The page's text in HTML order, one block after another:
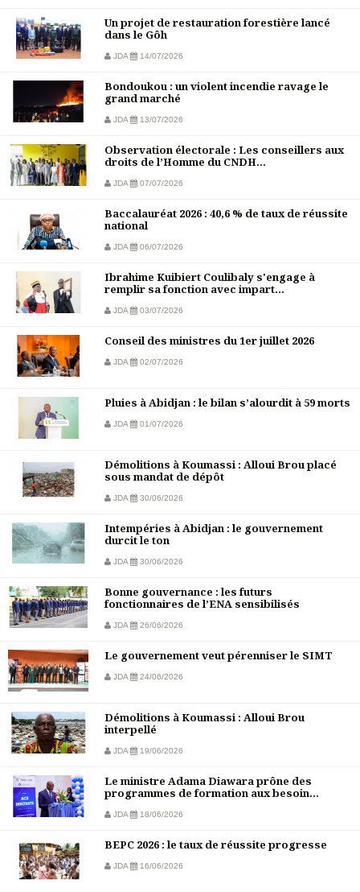
Un projet de restauration forestière lancé
dans le Gôh
JDA 14/07/2026
Bondoukou : un violent incendie ravage le
grand marché
JDA 13/07/2026
Observation électorale : Les conseillers aux
droits de l’Homme du CNDH...
JDA 07/07/2026
Baccalauréat 2026 : 40,6 % de taux de réussite
national
JDA 06/07/2026
Ibrahime Kuibiert Coulibaly s'engage à
remplir sa fonction avec impart...
JDA 03/07/2026
Conseil des ministres du 1er juillet 2026
JDA 02/07/2026
Pluies à Abidjan : le bilan s’alourdit à 59 morts
JDA 01/07/2026
Démolitions à Koumassi : Alloui Brou placé
sous mandat de dépôt
JDA 30/06/2026
Intempéries à Abidjan : le gouvernement
durcit le ton
JDA 30/06/2026
Bonne gouvernance : les futurs
fonctionnaires de l’ENA sensibilisés
JDA 26/06/2026
Le gouvernement veut pérenniser le SIMT
JDA 24/06/2026
Démolitions à Koumassi : Alloui Brou
interpellé
JDA 19/06/2026
Le ministre Adama Diawara prône des
programmes de formation aux besoin...
JDA 18/06/2026
BEPC 2026 : le taux de réussite progresse
JDA 16/06/2026